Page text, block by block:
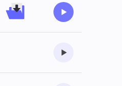
수강준비
수강준비